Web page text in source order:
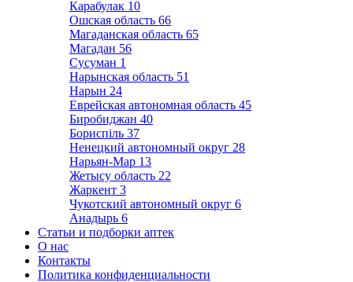
Карабулак 10
Ошская область 66
Магаданская область 65
Магадан 56
Сусуман 1
Нарынская область 51
Нарын 24
Еврейская автономная область 45
Биробиджан 40
Бориспіль 37
Ненецкий автономный округ 28
Нарьян-Мар 13
Жетысу область 22
Жаркент 3
Чукотский автономный округ 6
Анадырь 6
Статьи и подборки аптек
О нас
Контакты
Политика конфиденциальности